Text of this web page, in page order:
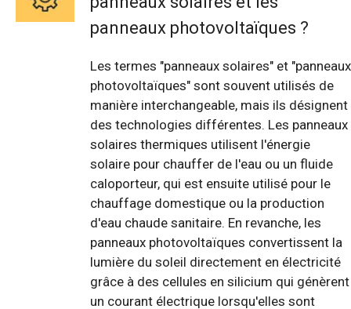
panneaux photovoltaïques ?
Les termes "panneaux solaires" et "panneaux
photovoltaïques" sont souvent utilisés de
manière interchangeable, mais ils désignent
des technologies différentes. Les panneaux
solaires thermiques utilisent l'énergie
solaire pour chauffer de l'eau ou un fluide
caloporteur, qui est ensuite utilisé pour le
chauffage domestique ou la production
d'eau chaude sanitaire. En revanche, les
panneaux photovoltaïques convertissent la
lumière du soleil directement en électricité
grâce à des cellules en silicium qui génèrent
un courant électrique lorsqu'elles sont